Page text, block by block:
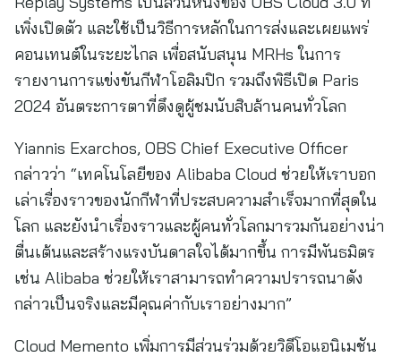
เพิ่งเปิดตัว และใช้เป็นวิธีการหลักในการส่งและเผยแพร่
คอนเทนต์ในระยะไกล เพื่อสนับสนุน MRHs ในการ
รายงานการแข่งขันกีฬาโอลิมปิก รวมถึงพิธีเปิด Paris
2024 อันตระการตาที่ดึงดูผู้ชมนับสิบล้านคนทั่วโลก
Yiannis Exarchos, OBS Chief Executive Officer
กล่าวว่า “เทคโนโลยีของ Alibaba Cloud ช่วยให้เราบอก
เล่าเรื่องราวของนักกีฬาที่ประสบความสำเร็จมากที่สุดใน
โลก และยังนำเรื่องราวและผู้คนทั่วโลกมารวมกันอย่างน่า
ตื่นเต้นและสร้างแรงบันดาลใจได้มากขึ้น การมีพันธมิตร
เช่น Alibaba ช่วยให้เราสามารถทำความปรารถนาดัง
กล่าวเป็นจริงและมีคุณค่ากับเราอย่างมาก”
Cloud Memento เพิ่มการมีส่วนร่วมด้วยวิดีโอแอนิเมชัน